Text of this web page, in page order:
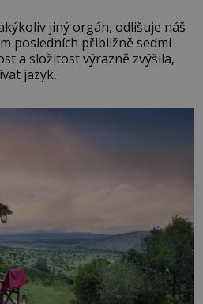
jiný orgán, odlišuje náš
posledních přibližně sedmi
a složitost výrazně zvýšila,
jazyk,